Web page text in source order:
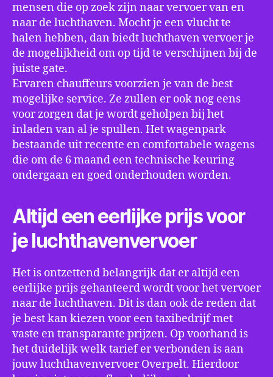
mensen die op zoek zijn naar vervoer van en
naar de luchthaven. Mocht je een vlucht te
halen hebben, dan biedt luchthaven vervoer je
de mogelijkheid om op tijd te verschijnen bij de
juiste gate.
Ervaren chauffeurs voorzien je van de best
mogelijke service. Ze zullen er ook nog eens
voor zorgen dat je wordt geholpen bij het
inladen van al je spullen. Het wagenpark
bestaande uit recente en comfortabele wagens
die om de 6 maand een technische keuring
ondergaan en goed onderhouden worden.
Altijd een eerlijke prijs voor
je luchthavenvervoer
Het is ontzettend belangrijk dat er altijd een
eerlijke prijs gehanteerd wordt voor het vervoer
naar de luchthaven. Dit is dan ook de reden dat
je best kan kiezen voor een taxibedrijf met
vaste en transparante prijzen. Op voorhand is
het duidelijk welk tarief er verbonden is aan
jouw luchthavenvervoer Overpelt. Hierdoor